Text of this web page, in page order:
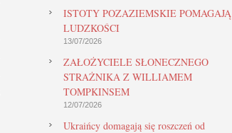
ISTOTY POZAZIEMSKIE POMAGAJĄ
LUDZKOŚCI
13/07/2026
ZAŁOŻYCIELE SŁONECZNEGO
STRAŻNIKA Z WILLIAMEM
TOMPKINSEM
12/07/2026
Ukraińcy domagają się roszczeń od